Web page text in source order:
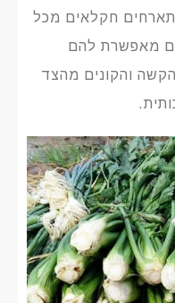
חקלאים מכל
מאפשרת להם
והקונים מהצד